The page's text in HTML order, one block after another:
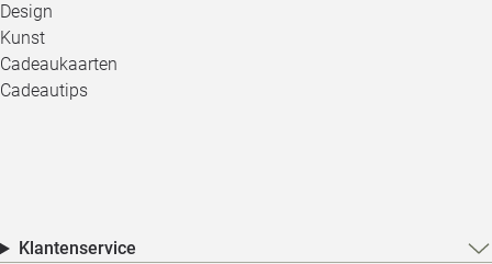
Design
Kunst
Cadeaukaarten
Cadeautips
Klantenservice